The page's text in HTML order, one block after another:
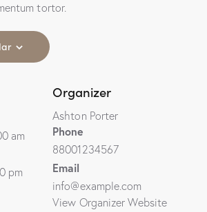
tortor.
am
pm
Organizer
Ashton Porter
Phone
88001234567
Email
info@example.com
View Organizer Website